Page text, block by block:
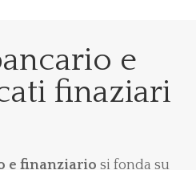
e
finaziari
e finanziario si fonda su